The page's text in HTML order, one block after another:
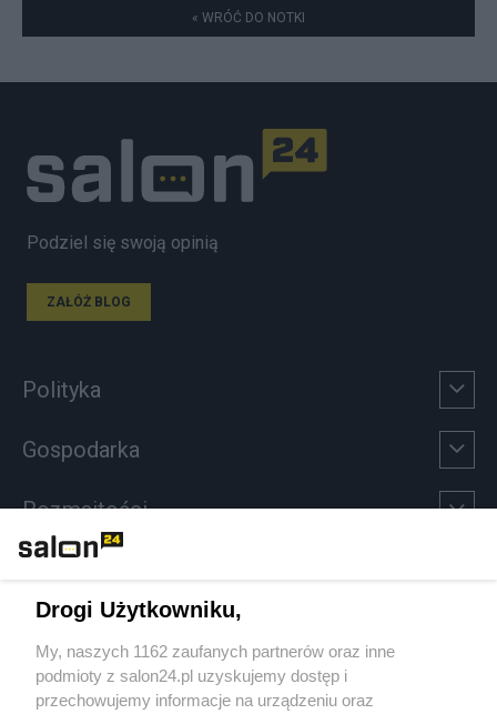
« WRÓĆ DO NOTKI
Podziel się swoją opinią
ZAŁÓŻ BLOG
Polityka
Gospodarka
Rozmaitości
Sport
Społeczeństwo
Drogi Użytkowniku,
My, naszych 1162 zaufanych partnerów oraz inne
podmioty z salon24.pl uzyskujemy dostęp i
przechowujemy informacje na urządzeniu oraz